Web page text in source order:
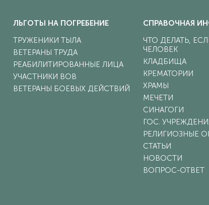
ЛЬГОТЫ НА ПОГРЕБЕНИЕ
ТРУЖЕНИКИ ТЫЛА
ВЕТЕРАНЫ ТРУДА
РЕАБИЛИТИРОВАННЫЕ ЛИЦА
УЧАСТНИКИ ВОВ
ВЕТЕРАНЫ БОЕВЫХ ДЕЙСТВИЙ
СПРАВОЧНАЯ
ЧТО ДЕЛАТЬ,
ЧЕЛОВЕК
КЛАДБИЩА
КРЕМАТОРИИ
ХРАМЫ
МЕЧЕТИ
СИНАГОГИ
ГОС.
РЕЛИГИОЗНЫЕ
СТАТЬИ
НОВОСТИ
ВОПРОС-ОТВЕТ